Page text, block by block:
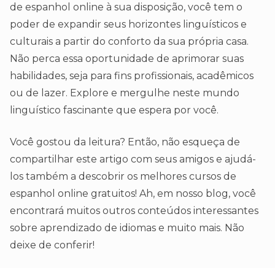
de espanhol online à sua disposição, você tem o
poder de expandir seus horizontes linguísticos e
culturais a partir do conforto da sua própria casa.
Não perca essa oportunidade de aprimorar suas
habilidades, seja para fins profissionais, acadêmicos
ou de lazer. Explore e mergulhe neste mundo
linguístico fascinante que espera por você.
Você gostou da leitura? Então, não esqueça de
compartilhar este artigo com seus amigos e ajudá-
los também a descobrir os melhores cursos de
espanhol online gratuitos! Ah, em nosso blog, você
encontrará muitos outros conteúdos interessantes
sobre aprendizado de idiomas e muito mais. Não
deixe de conferir!